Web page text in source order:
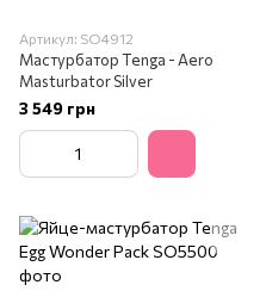
Артикул: SO4912
Мастурбатор Tenga - Aero
Masturbator Silver
3 549 грн